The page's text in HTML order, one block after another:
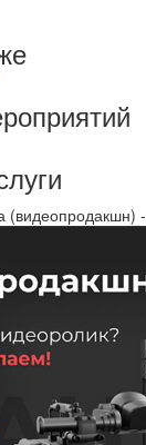
(видеопродакшн) -